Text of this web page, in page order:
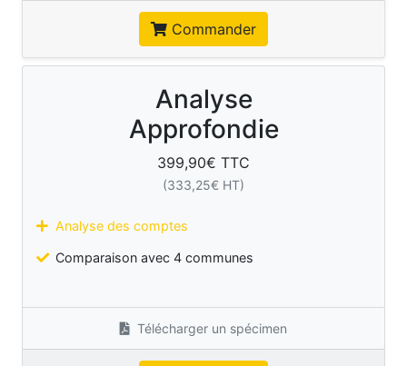
Commander
Analyse
Approfondie
399,90€ TTC
(333,25€ HT)
Analyse des comptes
Comparaison avec 4 communes
Télécharger un spécimen